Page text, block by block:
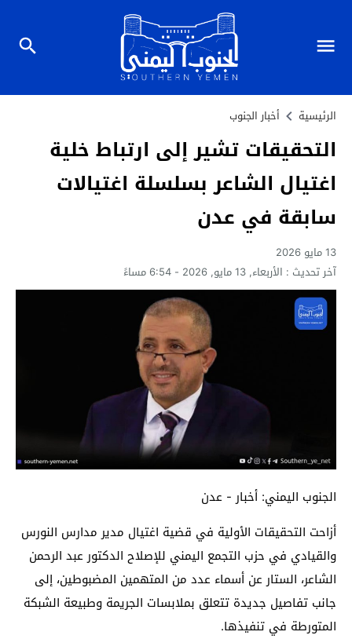
الرئيسية أخبار الجنوب
التحقيقات تشير إلى ارتباط خلية
اغتيال الشاعر بسلسلة اغتيالات
سابقة في عدن
13 مايو 2026
آخر تحديث : الأربعاء, 13 مايو, 2026 - 6:54 مساءً
الجنوب اليمني: أخبار - عدن
أزاحت التحقيقات الأولية في قضية اغتيال مدير مدارس النورس
والقيادي في حزب التجمع اليمني للإصلاح الدكتور عبد الرحمن
الشاعر، الستار عن أسماء عدد من المتهمين المضبوطين، إلى
جانب تفاصيل جديدة تتعلق بملابسات الجريمة وطبيعة الشبكة
المتورطة في تنفيذها.